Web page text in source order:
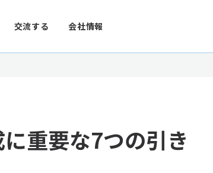
交流する 会社情報
重要な7つの引き